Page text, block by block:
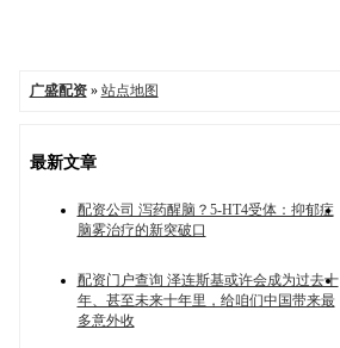
广盛配资» 站点地图
最新文章
配资公司 泻药醒脑？5-HT4受体：抑郁症
脑雾治疗的新突破口
配资门户查询 泽连斯基或许会成为过去十
年、甚至未来十年里，给咱们中国带来最
多意外收